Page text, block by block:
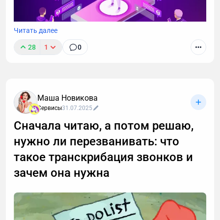
Читать далее
28 1 0
Маша Новикова
Сервисы31.07.2025
Сначала читаю, а потом решаю,
нужно ли перезванивать: что
такое транскрибация звонков и
зачем она нужна